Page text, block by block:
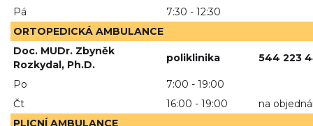
Pá
7:30 - 12:30
ORTOPEDICKÁ AMBULANCE
Doc. MUDr. Zbyněk
Rozkydal, Ph.D.
poliklinika 544 223
Po
7:00 - 19:00
Čt
16:00 - 19:00
na
PLICNÍ AMBULANCE